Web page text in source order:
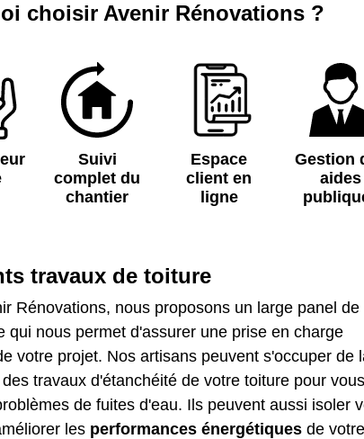
choisir Avenir Rénovations ?
Suivi
complet du
chantier
Espace
client en
ligne
Gestion
aides
travaux de toiture
Rénovations, nous proposons un large panel de
qui nous permet d'assurer une prise en charge
votre projet. Nos artisans peuvent s'occuper de
travaux d'étanchéité de votre toiture pour vous
de fuites d'eau. Ils peuvent aussi isoler
les performances énergétiques de votre